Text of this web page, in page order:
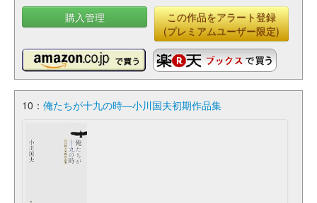
購入管理
この作品をアラート登録
(プレミアムユーザー限定)
10： 俺たちが十九の時―小川国夫初期作品集